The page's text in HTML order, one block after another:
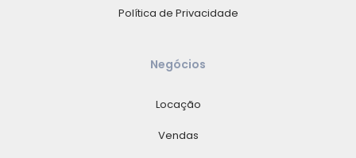
Política de Privacidade
Negócios
Locação
Vendas